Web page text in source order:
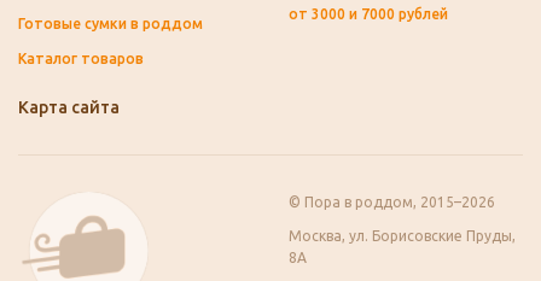
Готовые сумки в роддом
Каталог товаров
от 3000 и 7000 рублей
Карта сайта
© Пора в роддом, 2015–2026
Москва, ул. Борисовские Пруды,
8А